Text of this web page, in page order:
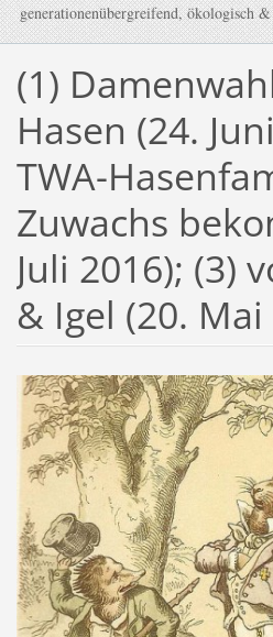
generationenübergreifend, ökologisch
(1)
Hasen (24.
TWA-
Zuwachs
Juli 2016); (3)
& Igel (20. Mai